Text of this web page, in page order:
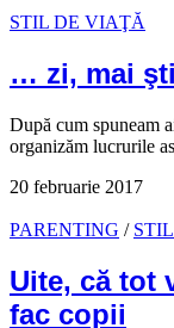
STIL DE VIAŢĂ
… zi, mai
După cum spuneam
organizăm lucrurile
20 februarie 2017
PARENTING /
Uite, că tot
fac copii